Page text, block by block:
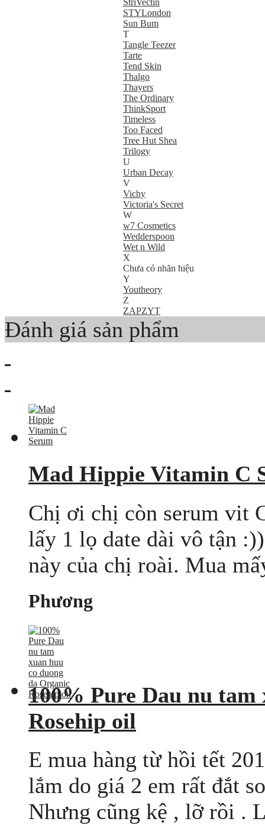
StriVectin
STYLondon
Sun Bum
T
Tangle Teezer
Tarte
Tend Skin
Thalgo
Thayers
The Ordinary
ThinkSport
Timeless
Too Faced
Tree Hut Shea
Trilogy
U
Urban Decay
V
Vichy
Victoria's Secret
W
w7 Cosmetics
Wedderspoon
Wet n Wild
X
Chưa có nhãn hiệu
Y
Youtheory
Z
ZAPZYT
Đánh giá sản phẩm
Mad Hippie Vitamin C
Chị ơi chị còn serum vit
lấy 1 lọ date dài vô tận
này của chị roài. Mua
Phương
100% Pure Dau nu
Rosehip oil
E mua hàng từ hồi tết
lắm do giá 2 em rất đắt
Nhưng cũng kệ , lỡ rồi .